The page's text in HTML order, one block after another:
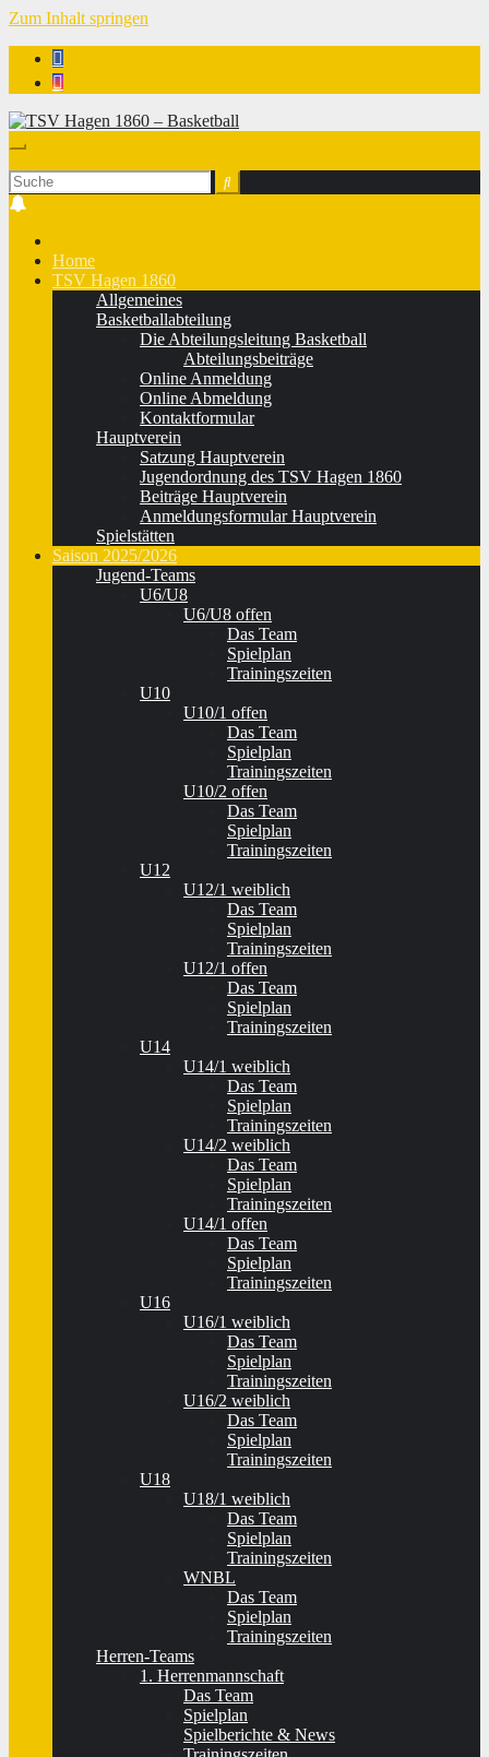
Zum Inhalt springen
Home
TSV Hagen 1860
Allgemeines
Basketballabteilung
Die Abteilungsleitung Basketball
Abteilungsbeiträge
Online Anmeldung
Online Abmeldung
Kontaktformular
Hauptverein
Satzung Hauptverein
Jugendordnung des TSV Hagen 1860
Beiträge Hauptverein
Anmeldungsformular Hauptverein
Spielstätten
Saison 2025/2026
Jugend-Teams
U6/U8
U6/U8 offen
Das Team
Spielplan
Trainingszeiten
U10
U10/1 offen
Das Team
Spielplan
Trainingszeiten
U10/2 offen
Das Team
Spielplan
Trainingszeiten
U12
U12/1 weiblich
Das Team
Spielplan
Trainingszeiten
U12/1 offen
Das Team
Spielplan
Trainingszeiten
U14
U14/1 weiblich
Das Team
Spielplan
Trainingszeiten
U14/2 weiblich
Das Team
Spielplan
Trainingszeiten
U14/1 offen
Das Team
Spielplan
Trainingszeiten
U16
U16/1 weiblich
Das Team
Spielplan
Trainingszeiten
U16/2 weiblich
Das Team
Spielplan
Trainingszeiten
U18
U18/1 weiblich
Das Team
Spielplan
Trainingszeiten
WNBL
Das Team
Spielplan
Trainingszeiten
Herren-Teams
1. Herrenmannschaft
Das Team
Spielplan
Spielberichte & News